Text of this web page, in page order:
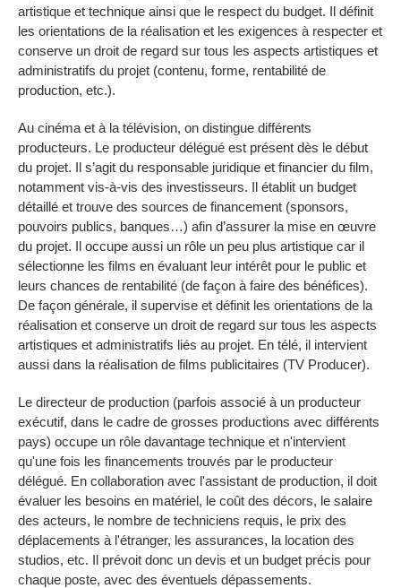
artistique et technique ainsi que le respect du budget. Il définit
les orientations de la réalisation et les exigences à respecter et
conserve un droit de regard sur tous les aspects artistiques et
administratifs du projet (contenu, forme, rentabilité de
production, etc.).
Au cinéma et à la télévision, on distingue différents
producteurs. Le producteur délégué est présent dès le début
du projet. Il s’agit du responsable juridique et financier du film,
notamment vis-à-vis des investisseurs. Il établit un budget
détaillé et trouve des sources de financement (sponsors,
pouvoirs publics, banques…) afin d’assurer la mise en œuvre
du projet. Il occupe aussi un rôle un peu plus artistique car il
sélectionne les films en évaluant leur intérêt pour le public et
leurs chances de rentabilité (de façon à faire des bénéfices).
De façon générale, il supervise et définit les orientations de la
réalisation et conserve un droit de regard sur tous les aspects
artistiques et administratifs liés au projet. En télé, il intervient
aussi dans la réalisation de films publicitaires (TV Producer).
Le directeur de production (parfois associé à un producteur
exécutif, dans le cadre de grosses productions avec différents
pays) occupe un rôle davantage technique et n'intervient
qu'une fois les financements trouvés par le producteur
délégué. En collaboration avec l'assistant de production, il doit
évaluer les besoins en matériel, le coût des décors, le salaire
des acteurs, le nombre de techniciens requis, le prix des
déplacements à l'étranger, les assurances, la location des
studios, etc. Il prévoit donc un devis et un budget précis pour
chaque poste, avec des éventuels dépassements.